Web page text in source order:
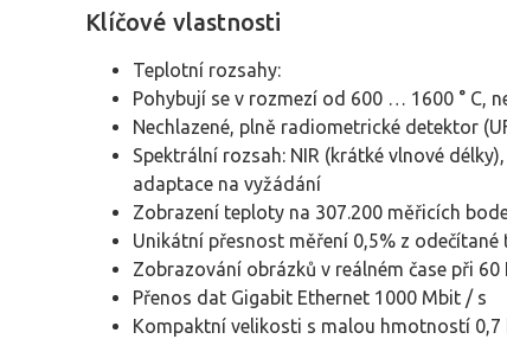
Klíčové vlastnosti
Teplotní rozsahy:
Pohybují se v rozmezí od 600 … 1600 ° C,
Nechlazené, plně radiometrické detektor
Spektrální rozsah: NIR (krátké vlnové
adaptace na vyžádání
Zobrazení teploty na 307.200 měřicích
Unikátní přesnost měření 0,5% z odečítané
Zobrazování obrázků v reálném čase při 60
Přenos dat Gigabit Ethernet 1000 Mbit / s
Kompaktní velikosti s malou hmotností 0,7